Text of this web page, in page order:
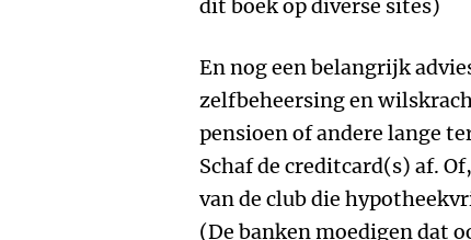
dit boek op diverse sites)
En nog een belangrijk
zelfbeheersing en
pensioen of andere lange
Schaf de creditcard(s) af.
van de club die
(De banken moedigen dat